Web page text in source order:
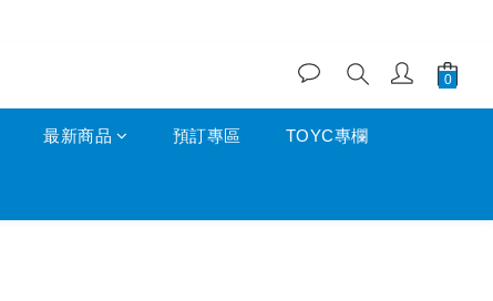
最新商品 預訂專區 TOYC專欄